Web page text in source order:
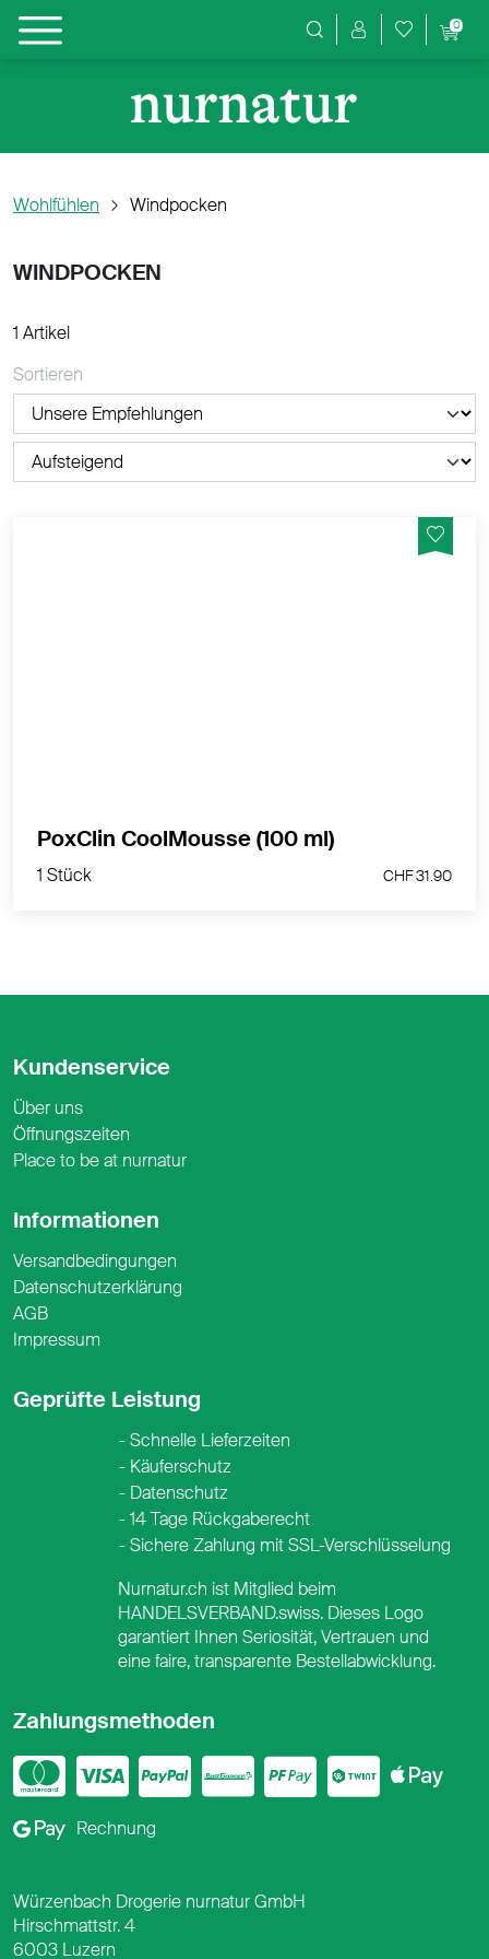
Produktsuche
0
Wohlfühlen Windpocken
WINDPOCKEN
1 Artikel
Sortieren
1 Stück
PoxClin CoolMousse (100 ml)
1 Stück CHF 31.90
Kundenservice
Über uns
Öffnungszeiten
Place to be at nurnatur
Informationen
Versandbedingungen
Datenschutzerklärung
AGB
Impressum
Geprüfte Leistung
Schnelle Lieferzeiten
Käuferschutz
Datenschutz
14 Tage Rückgaberecht
Sichere Zahlung mit SSL-Verschlüsselung
Zahlungsmethoden
Mastercard
VisaPayPal
PostFinance
Twint
Google Pay
Rechnung
Nurnatur.ch ist Mitglied beim
HANDELSVERBAND.swiss. Dieses Logo
garantiert Ihnen Seriosität, Vertrauen und
eine faire, transparente Bestellabwicklung.
Würzenbach Drogerie nurnatur GmbH
Hirschmattstr. 4
6003 Luzern